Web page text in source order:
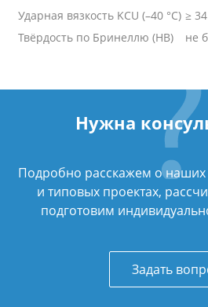
Ударная вязкость KCU (–40 °C) ≥
Твёрдость по Бринеллю (HB)
не
Нужна
Подробно расскажем о наших
и типовых проектах,
подготовим
Задать